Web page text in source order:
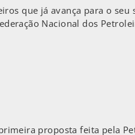
que já avança para o seu
Nacional dos
proposta feita pela